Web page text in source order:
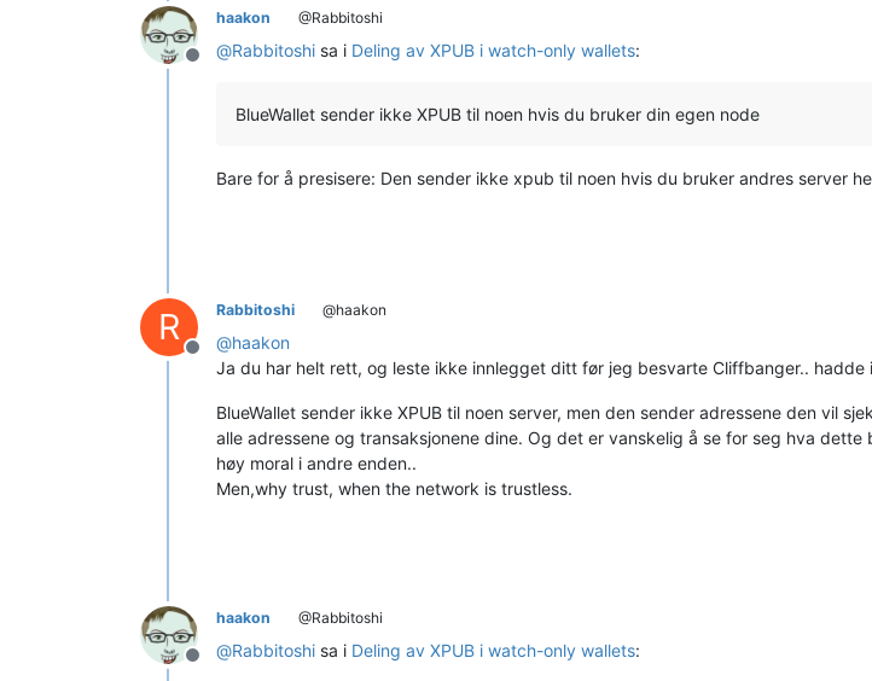
Frakoblet
haakon @Rabbitoshi
@Rabbitoshi sa i Deling av XPUB i watch-only wallets:
BlueWallet sender ikke XPUB til noen hvis du bruker din egen node
Bare for å presisere: Den sender ikke xpub til noen hvis du bruker andres server
R
Frakoblet
Rabbitoshi @haakon
@haakon
Ja du har helt rett, og leste ikke innlegget ditt før jeg besvarte Cliffbanger..
BlueWallet sender ikke XPUB til noen server, men den sender adressene den vil
alle adressene og transaksjonene dine. Og det er vanskelig å se for seg hva
høy moral i andre enden..
Men,why trust, when the network is trustless.
Frakoblet
haakon @Rabbitoshi
@Rabbitoshi sa i Deling av XPUB i watch-only wallets: